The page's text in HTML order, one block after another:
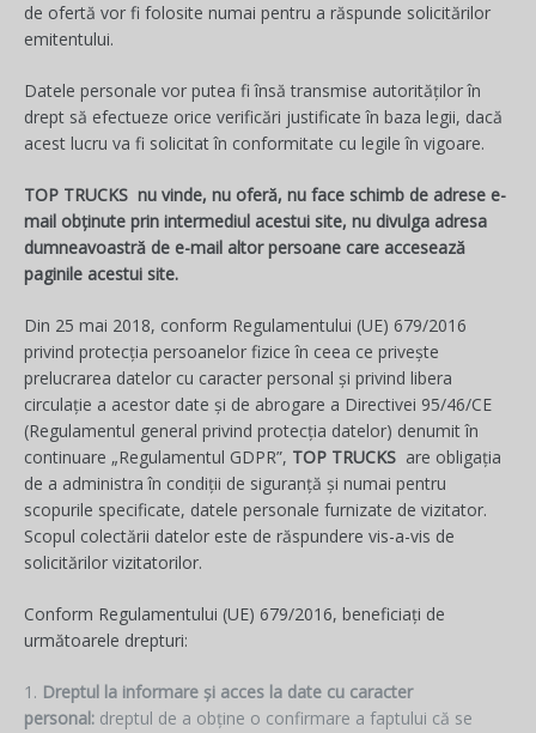
de ofertă vor fi folosite numai pentru a răspunde solicitărilor
emitentului.
Datele personale vor putea fi însă transmise autorităților în
drept să efectueze orice verificări justificate în baza legii, dacă
acest lucru va fi solicitat în conformitate cu legile în vigoare.
TOP TRUCKS nu vinde, nu oferă, nu face schimb de adrese e-
mail obținute prin intermediul acestui site, nu divulga adresa
dumneavoastră de e-mail altor persoane care accesează
paginile acestui site.
Din 25 mai 2018, conform Regulamentului (UE) 679/2016
privind protecția persoanelor fizice în ceea ce privește
prelucrarea datelor cu caracter personal și privind libera
circulație a acestor date și de abrogare a Directivei 95/46/CE
(Regulamentul general privind protecția datelor) denumit în
continuare „Regulamentul GDPR”, TOP TRUCKS are obligația
de a administra în condiții de siguranță și numai pentru
scopurile specificate, datele personale furnizate de vizitator.
Scopul colectării datelor este de răspundere vis-a-vis de
solicitărilor vizitatorilor.
Conform Regulamentului (UE) 679/2016, beneficiați de
următoarele drepturi:
Dreptul la informare și acces la date cu caracter
personal: dreptul de a obține o confirmare a faptului că se